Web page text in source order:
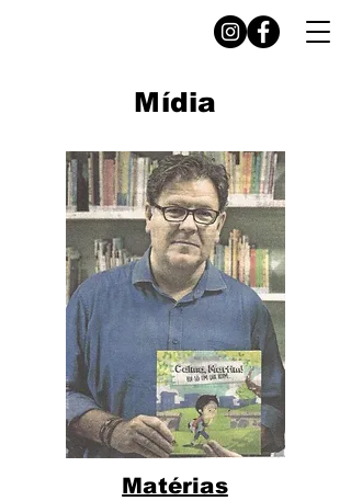
Mídia
Matérias